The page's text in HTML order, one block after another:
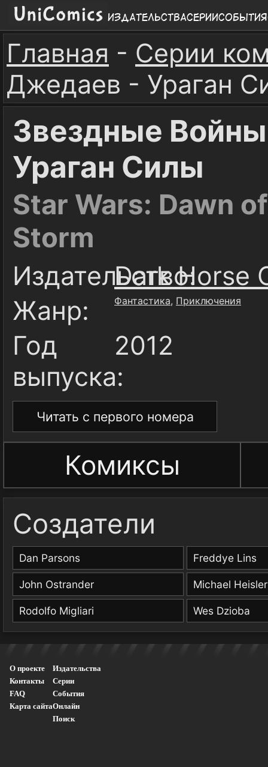
ИздательстваСерииСобытия
Главная - Серии
Джедаев - Ураган
Звездные
Ураган Силы
Star Wars: Dawn
Storm
Издательство:
Dark Horse
Жанр:
Фантастика, Приключения
Год
выпуска:
2012
Читать с первого номера
Комиксы
Создатели
Dan Parsons Freddye Lins
John Ostrander Michael Heisler
Rodolfo Migliari Wes Dzioba
О проекте
Контакты
FAQ
Карта сайта
Издательства
Серии
События
Онлайн
Поиск